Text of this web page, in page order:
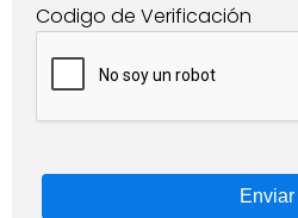
Codigo de Verificación
Enviar